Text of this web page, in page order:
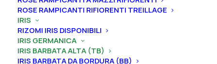
ROSE RAMPICANTI RIFIORENTI TREILLAGE
IRIS
RIZOMI IRIS DISPONIBILI
IRIS GERMANICA
IRIS BARBATA ALTA (TB)
IRIS BARBATA DA BORDURA (BB)
barba giallo oro brillante, arricciati. Altezza 91.
Fioritura da intermedia.
Iris in vasosono disponibili in
mentre irizomidi Irissonodisponibili solo nel